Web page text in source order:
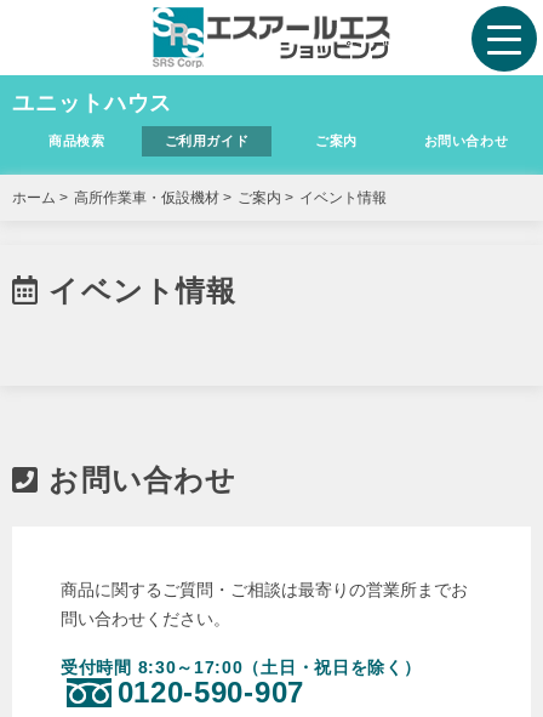
ユニットハウス
商品検索 ご利用ガイド ご案内 お問い合わせ
ホーム > 高所作業車・仮設機材 > ご案内 > イベント情報
イベント情報
お問い合わせ
商品に関するご質問・ご相談は最寄りの営業所までお
問い合わせください。
受付時間 8:30～17:00（土日・祝日を除く）
0120-590-907